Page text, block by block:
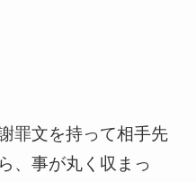
罪文を持って相手先
、事が丸く収まっ